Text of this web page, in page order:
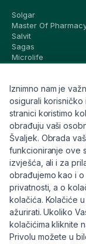
Solgar
Master Of
Salvit
Sagas
Microlife
CeraVe
Eucerin
Avene
Bioderma
Svi brandovi
Info
Trebate pomoć ili
+385 91 6191 901
Iznimno nam je
osigurali korisničko
stranici koristimo
obrađuju vaši
Švaljek. Obrada
funkcioniranje ove
izvješća, ali i za
obrađujemo kao i o
privatnosti, a o
kolačića. Kolačiće
ažurirati. Ukoliko
kolačićima kliknite
Privolu možete u